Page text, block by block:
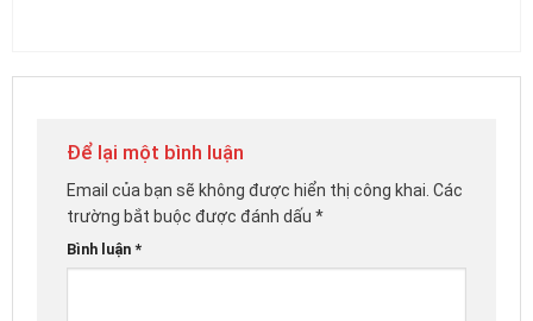
Để lại một bình luận
Email của bạn sẽ không được hiển thị công khai. Các
trường bắt buộc được đánh dấu *
Bình luận *